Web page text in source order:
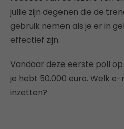
jullie zijn degenen die de
gebruik nemen als je er in
effectief zijn.
Vandaar deze eerste poll
je hebt 50.000 euro. Welk
inzetten?